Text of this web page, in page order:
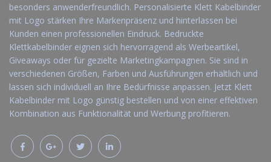
besonders anwenderfreundlich. Personalisierte Klett Kabelbinder
mit Logo stärken Ihre Markenpräsenz und hinterlassen bei
Kunden einen professionellen Eindruck. Bedruckte
Klettkabelbinder eignen sich hervorragend als Werbeartikel,
Giveaways oder für gezielte Marketingkampagnen. Sie sind in
verschiedenen Größen, Farben und Ausführungen erhältlich und
lassen sich individuell an Ihre Bedürfnisse anpassen. Jetzt Klett
Kabelbinder mit Logo günstig bestellen und von einer effektiven
Kombination aus Funktionalität und Werbung profitieren.